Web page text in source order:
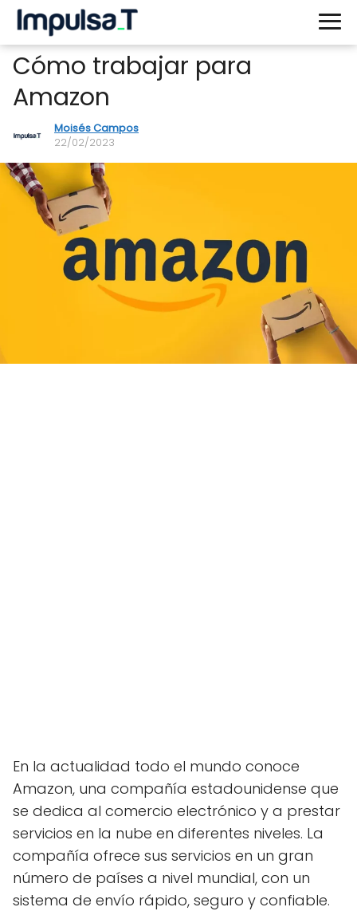
Cómo trabajar para
Amazon
Moisés Campos
22/02/2023
En la actualidad todo el mundo conoce
Amazon, una compañía estadounidense que
se dedica al comercio electrónico y a prestar
servicios en la nube en diferentes niveles. La
compañía ofrece sus servicios en un gran
número de países a nivel mundial, con un
sistema de envío rápido, seguro y confiable.